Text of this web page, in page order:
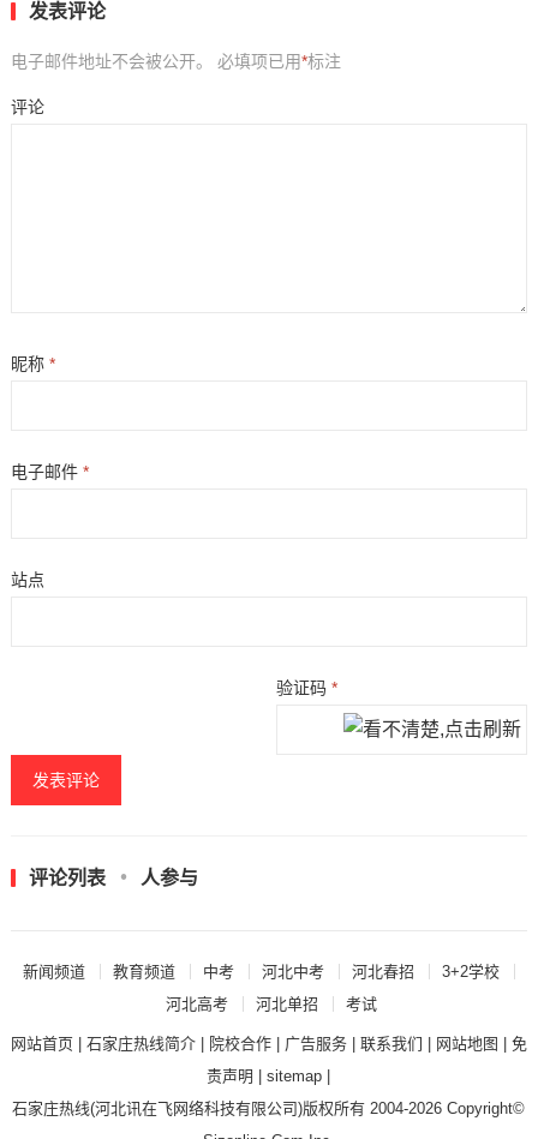
发表评论
电子邮件地址不会被公开。 必填项已用*标注
评论
昵称 *
电子邮件 *
站点
验证码*
评论列表 人参与
新闻频道 教育频道 中考 河北中考 河北春招
3+2学校
河北高考
河北单招 考试
网站首页| 石家庄热线简介| 院校合作| 广告服务| 联系我们 网站地图
免
责声明
|sitemap
石家庄热线(河北讯在飞网络科技有限公司)版权所有 2004-2026 Copyright©